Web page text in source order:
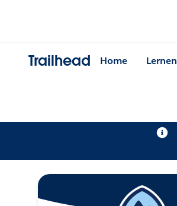
Trailhead Home Lernen